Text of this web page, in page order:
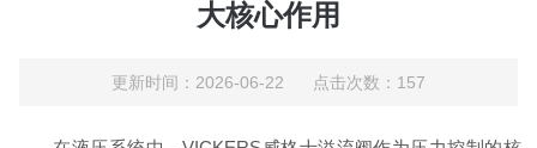
大核心作用
更新时间：2026-06-22 点击次数：157